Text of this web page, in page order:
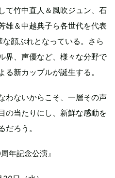
て竹中直人＆風吹ジュン、石
雄＆中越典子ら各世代を代表
顔ぶれとなっている。さら
界、声優など、様々な分野で
新カップルが誕生する。
わないからこそ、一層その声
の当たりにし、新鮮な感動を
ろう。
年記念公演』